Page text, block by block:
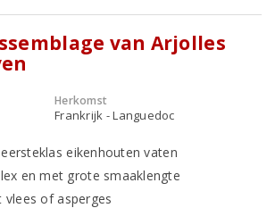
van Arjolles
Herkomst
Frankrijk - Languedoc
eikenhouten vaten
en met grote smaaklengte
vlees of asperges